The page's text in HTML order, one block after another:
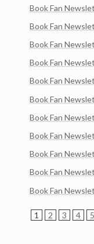
Book Fan
Book Fan
Book Fan
Book Fan
Book Fan
Book Fan
Book Fan
Book Fan
Book Fan
Book Fan
Book Fan
1 2 3 4 5